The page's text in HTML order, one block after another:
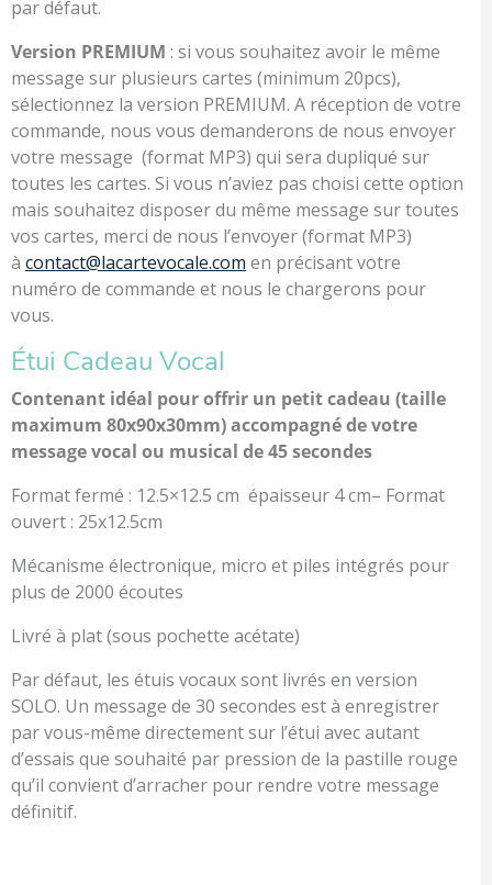
par défaut.
Version PREMIUM : si vous souhaitez avoir le même
message sur plusieurs cartes (minimum 20pcs),
sélectionnez la version PREMIUM. A réception de votre
commande, nous vous demanderons de nous envoyer
votre message (format MP3) qui sera dupliqué sur
toutes les cartes. Si vous n’aviez pas choisi cette option
mais souhaitez disposer du même message sur toutes
vos cartes, merci de nous l’envoyer (format MP3)
à contact@lacartevocale.com en précisant votre
numéro de commande et nous le chargerons pour
vous.
Étui Cadeau Vocal
Contenant idéal pour offrir un petit cadeau (taille
maximum 80x90x30mm) accompagné de votre
message vocal ou musical de 45 secondes
Format fermé : 12.5×12.5 cm épaisseur 4 cm– Format
ouvert : 25x12.5cm
Mécanisme électronique, micro et piles intégrés pour
plus de 2000 écoutes
Livré à plat (sous pochette acétate)
Par défaut, les étuis vocaux sont livrés en version
SOLO. Un message de 30 secondes est à enregistrer
par vous-même directement sur l’étui avec autant
d’essais que souhaité par pression de la pastille rouge
qu’il convient d’arracher pour rendre votre message
définitif.